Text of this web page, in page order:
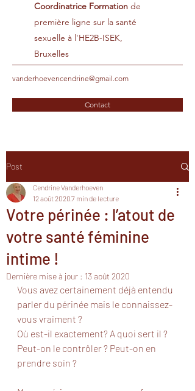
Coordinatrice Formation de
première ligne sur la santé
sexuelle à l'HE2B-ISEK,
Bruxelles
vanderhoevencendrine@gmail.com
Contact
Post
Votre périnée : l’atout de
votre santé féminine
intime !
Cendrine Vanderhoeven
12 août 20207 min de lecture
Dernière mise à jour : 13 août 2020
Vous avez certainement déjà entendu
parler du périnée mais le connaissez-
vous vraiment ?
Où est-il exactement? A quoi sert il ?
Peut-on le contrôler ? Peut-on en
prendre soin ?